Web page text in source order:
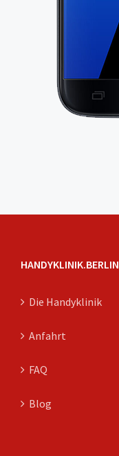
HANDYKLINIK.BERLIN
Die Handyklinik
Anfahrt
FAQ
Blog